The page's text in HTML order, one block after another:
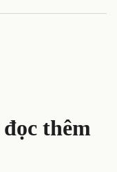
thêm